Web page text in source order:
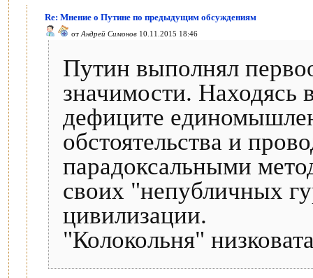
Re: Мнение о Путине по предыдущим обсуждениям
от Андрей Симонов 10.11.2015 18:46
Путин выполнял
значимости. Находясь
дефиците
обстоятельства и
парадоксальными
своих "непубличных
цивилизации.
"Колокольня"